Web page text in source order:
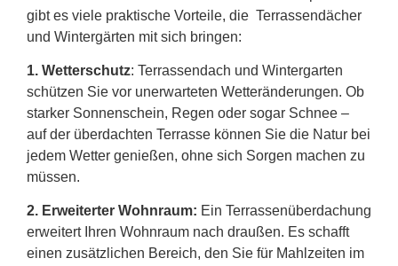
gibt es viele praktische Vorteile, die Terrassendächer
und Wintergärten mit sich bringen:
1. Wetterschutz: Terrassendach und Wintergarten
schützen Sie vor unerwarteten Wetteränderungen. Ob
starker Sonnenschein, Regen oder sogar Schnee –
auf der überdachten Terrasse können Sie die Natur bei
jedem Wetter genießen, ohne sich Sorgen machen zu
müssen.
2. Erweiterter Wohnraum: Ein Terrassenüberdachung
erweitert Ihren Wohnraum nach draußen. Es schafft
einen zusätzlichen Bereich, den Sie für Mahlzeiten im